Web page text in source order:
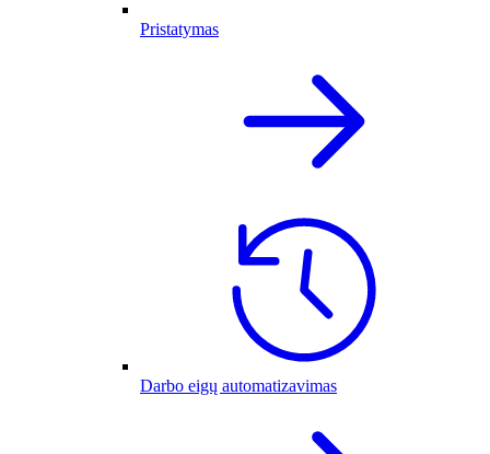
Pristatymas
Darbo eigų automatizavimas